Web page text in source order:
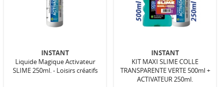
INSTANT
Liquide Magique Activateur
SLIME 250ml. - Loisirs créatifs
INSTANT
KIT MAXI SLIME COLLE
TRANSPARENTE VERTE 500ml +
ACTIVATEUR 250ml.